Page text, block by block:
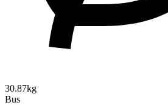
30.87kg
Bus